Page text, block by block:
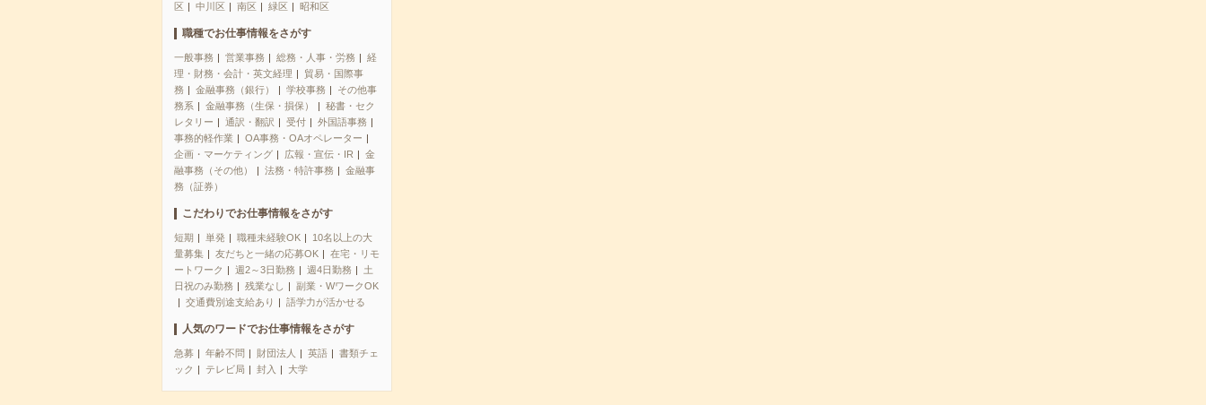
区
中川区 南区 緑区 昭和区
職種でお仕事情報をさがす
一般事務 営業事務 総務・人事・労務
経
理・財務・会計・英文経理
貿易・国際事
務
金融事務（銀行） 学校事務
その他事
務系
金融事務（生保・損保）
秘書・セク
レタリー
通訳・翻訳 受付
外国語事務
事務的軽作業
OA事務・OAオペレーター
企画・マーケティング
広報・宣伝・IR
金
融事務（その他）
法務・特許事務
金融事
務（証券）
こだわりでお仕事情報をさがす
短期 単発 職種未経験OK
10名以上の大
量募集
友だちと一緒の応募OK
在宅・リモ
ートワーク
週2～3日勤務 週4日勤務
土
日祝のみ勤務
残業なし
副業・WワークOK
交通費別途支給あり
語学力が活かせる
人気のワードでお仕事情報をさがす
急募 年齢不問 財団法人 英語
書類チェ
ック
テレビ局 封入 大学